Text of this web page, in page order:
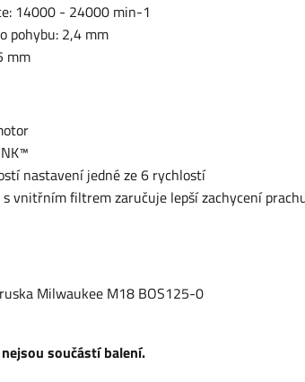
14000 - 24000 min-1
pohybu: 2,4 mm
mm
nastavení jedné ze 6 rychlostí
s vnitřním filtrem zaručuje lepší zachycení
Milwaukee M18 BOS125-0
součástí balení.